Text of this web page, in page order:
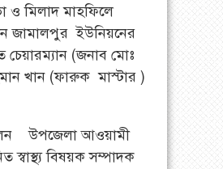
ও মিলাদ মাহফিলে
জামালপুর ইউনিয়নের
চেয়ারম্যান (জনাব মোঃ
খান (ফারুক মাস্টার )
উপজেলা আওয়ামী
স্বাস্থ্য বিষয়ক সম্পাদক